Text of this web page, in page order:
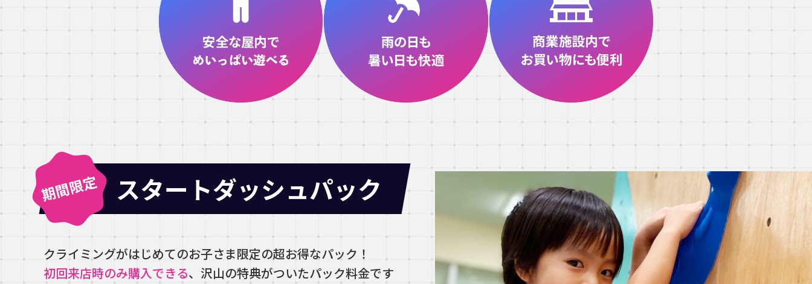
スタートダッシュパック
クライミングがはじめてのお子さま限定の超お得なパック！
初回来店時のみ購入できる、沢山の特典がついたパック料金です